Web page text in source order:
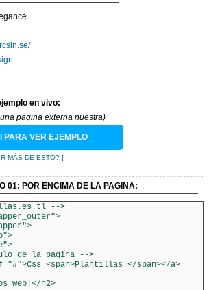
en vivo:
pagina externa nuestra)
PARA VER EJEMPLO
MÁS DE ESTO? ]
01: POR ENCIMA DE LA PAGINA: